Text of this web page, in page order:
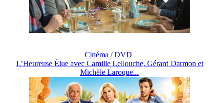
Cinéma / DVD
L’Heureuse Élue avec Camille Lellouche, Gérard Darmon et
Michèle Laroque...